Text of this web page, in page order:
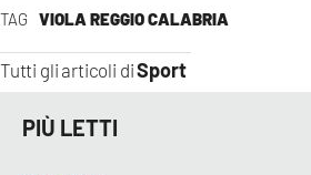
TAG VIOLA REGGIO CALABRIA
Tutti gli articoli diSport
PIÙ LETTI